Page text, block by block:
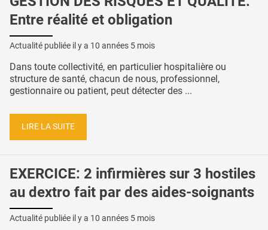
Entre réalité et obligation
Actualité publiée il y a 10 années 5 mois
Dans toute collectivité, en particulier hospitalière ou
structure de santé, chacun de nous, professionnel,
gestionnaire ou patient, peut détecter des ...
LIRE LA SUITE
EXERCICE: 2 infirmières sur 3 hostiles
au dextro fait par des aides-soignants
Actualité publiée il y a 10 années 5 mois